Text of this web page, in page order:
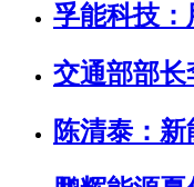
孚能科技
交通部部
陈清泰：